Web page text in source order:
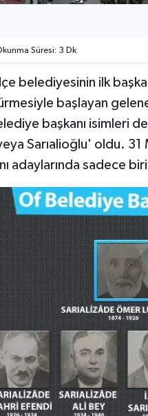
Süresi: 3 Dk
belediyesinin ilk
başlayan
başkanı isimleri
Sarıalioğlu' oldu.
adaylarında sadece